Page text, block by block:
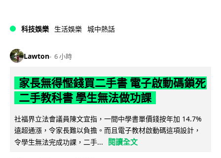
科技娛樂 生活娛樂 城中熱話
Lawton 6 小時
家長無得慳錢買二手書 電子啟動碼鎖死
二手教科書 學生無法做功課
社福界立法會議員陳文宜指，一間中學書單價錢按年加 14.7%
遠超通漲，令家長難以負擔。而且電子教材啟動碼這項設計，
令學生無法完成功課，二手...
閱讀全文